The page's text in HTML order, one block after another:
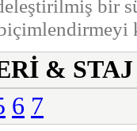
bir
&
6 7